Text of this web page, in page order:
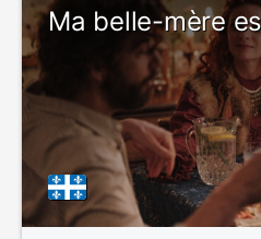
Ma belle-mère